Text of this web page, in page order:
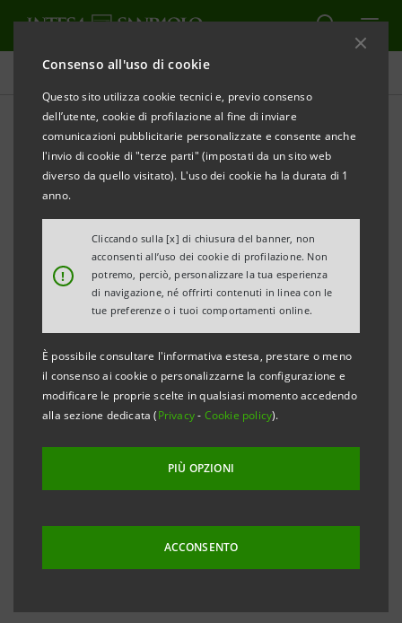
Consenso all'uso di cookie
Questo sito utilizza cookie tecnici e, previo consenso
dell’utente, cookie di profilazione al fine di inviare
comunicazioni pubblicitarie personalizzate e consente anche
l'invio di cookie di "terze parti" (impostati da un sito web
diverso da quello visitato). L'uso dei cookie ha la durata di 1
anno.
!
Cliccando sulla [x] di chiusura del banner, non
acconsenti all’uso dei cookie di profilazione. Non
potremo, perciò, personalizzare la tua esperienza
di navigazione, né offrirti contenuti in linea con le
tue preferenze o i tuoi comportamenti online.
È possibile consultare l'informativa estesa, prestare o meno
il consenso ai cookie o personalizzarne la configurazione e
modificare le proprie scelte in qualsiasi momento accedendo
alla sezione dedicata (Privacy- Cookie policy).
PIÙ OPZIONI
ACCONSENTO
Comunicati stampa
STAMPA AGGIORNA
INTESA SANPAOLO: AVVISO DI PUBBLICAZIONE DI
DOCUMENTI
ottemperanza alla vigente normativa, è stato reso
disponibile in data odierna presso la Sede sociale di
Intesa Sanpaolo nonché nel meccanismo di
stoccaggio autorizzato eMarket STORAGEe nel sito
group.intesasanpaolo.com
in data odierna presso il Registro delle Imprese di
Torino a seguito della nuova composizione del
capitale sociale risultante dagli aumenti di capitale
eseguiti in data 30 giugno 2026 nel contesto del Piano
Investor Relations